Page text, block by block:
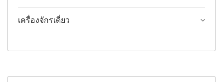
เครื่องจักรเดี่ยว